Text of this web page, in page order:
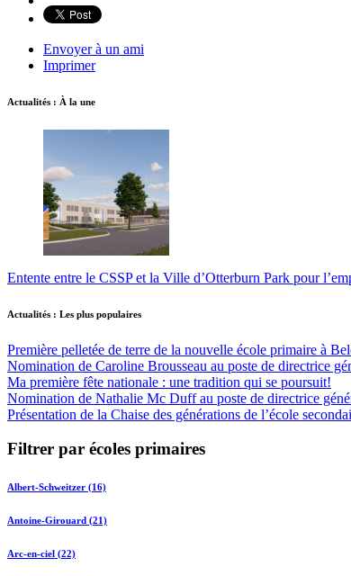
Envoyer à un ami
Imprimer
Actualités : À la une
Entente entre le CSSP et la Ville d’Otterburn Park pour
Actualités : Les plus populaires
Première pelletée de terre de la nouvelle école primaire à
Nomination de Caroline Brousseau au poste de directrice
Ma première fête nationale : une tradition qui se poursuit!
Nomination de Nathalie Mc Duff au poste de directrice
Présentation de la Chaise des générations de l’école
Filtrer par écoles primaires
Albert-Schweitzer (16)
Antoine-Girouard (21)
Arc-en-ciel (22)